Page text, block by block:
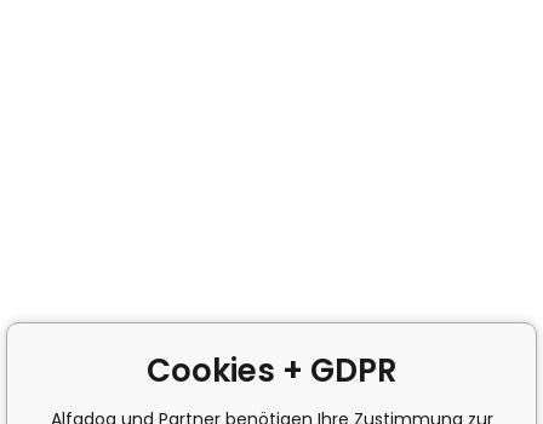
Cookies + GDPR
Alfadog und Partner benötigen Ihre Zustimmung zur